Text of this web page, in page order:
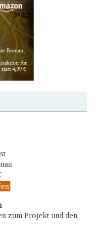
zum Projekt und den